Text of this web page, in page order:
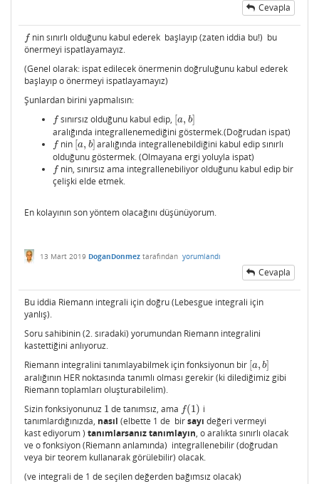
Cevapla
f
f nin sınırlı olduğunu kabul ederek başlayıp (zaten iddia bu!) bu
önermeyi ispatlayamayız.
(Genel olarak: ispat edilecek önermenin doğruluğunu kabul ederek
başlayıp o önermeyi ispatlayamayız)
Şunlardan birini yapmalısın:
f
f sınırsız olduğunu kabul edip, [a, b]
[a,b]
aralığında integrallenemediğini göstermek.(Doğrudan ispat)
f
f nin [a, b]
[a,b] aralığında integrallenebildiğini kabul edip sınırlı
olduğunu göstermek. (Olmayana ergi yoluyla ispat)
f
f nin, sınırsız ama integrallenebiliyor olduğunu kabul edip bir
çelişki elde etmek.
En kolayının son yöntem olacağını düşünüyorum.
13 Mart 2019 DoganDonmez tarafından yorumlandı
Cevapla
Bu iddia Riemann integrali için doğru (Lebesgue integrali için
yanlış).
Soru sahibinin (2. sıradaki) yorumundan Riemann integralini
kastettiğini anlıyoruz.
Riemann integralini tanımlayabilmek için fonksiyonun bir [a, b]
a,b]
aralığının HER noktasında tanımlı olması gerekir (ki dilediğimiz gibi
Riemann toplamları oluşturabilelim).
Sizin fonksiyonunuz 1
1de tanımsız, ama f(1)
f(1)
i
tanımlardığınızda, nasıl (elbette 1 de birsayı değeri vermeyi
kast ediyorum ) tanımlarsanız tanımlayın, o aralıkta sınırlı olacak
ve o fonksiyon (Riemann anlamında) integrallenebilir (doğrudan
veya bir teorem kullanarak görülebilir) olacak.
(ve integrali de 1 de seçilen değerden bağımsız olacak)